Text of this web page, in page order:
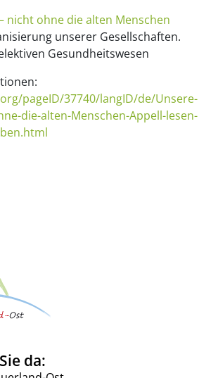
nicht ohne die alten Menschen
unserer Gesellschaften.
Gesundheitswesen
pageID/37740/langID/de/Unsere-
die-alten-Menschen-Appell-lesen-
da: